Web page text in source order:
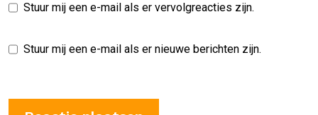
Stuur mij een e-mail als er vervolgreacties zijn.
Stuur mij een e-mail als er nieuwe berichten zijn.